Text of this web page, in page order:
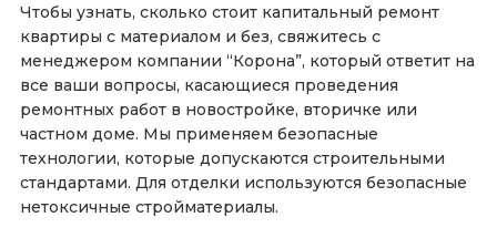
нескольких банков, предоставляющих
рассрочку и кредитные продукты с
УНИКАЛЬНЫМИ УСЛОВИЯМИ.
Чтобы узнать, сколько стоит капитальный ремонт
квартиры с материалом и без, свяжитесь с
менеджером компании “Корона”, который ответит на
все ваши вопросы, касающиеся проведения
ремонтных работ в новостройке, вторичке или
частном доме. Мы применяем безопасные
технологии, которые допускаются строительными
стандартами. Для отделки используются безопасные
нетоксичные стройматериалы.